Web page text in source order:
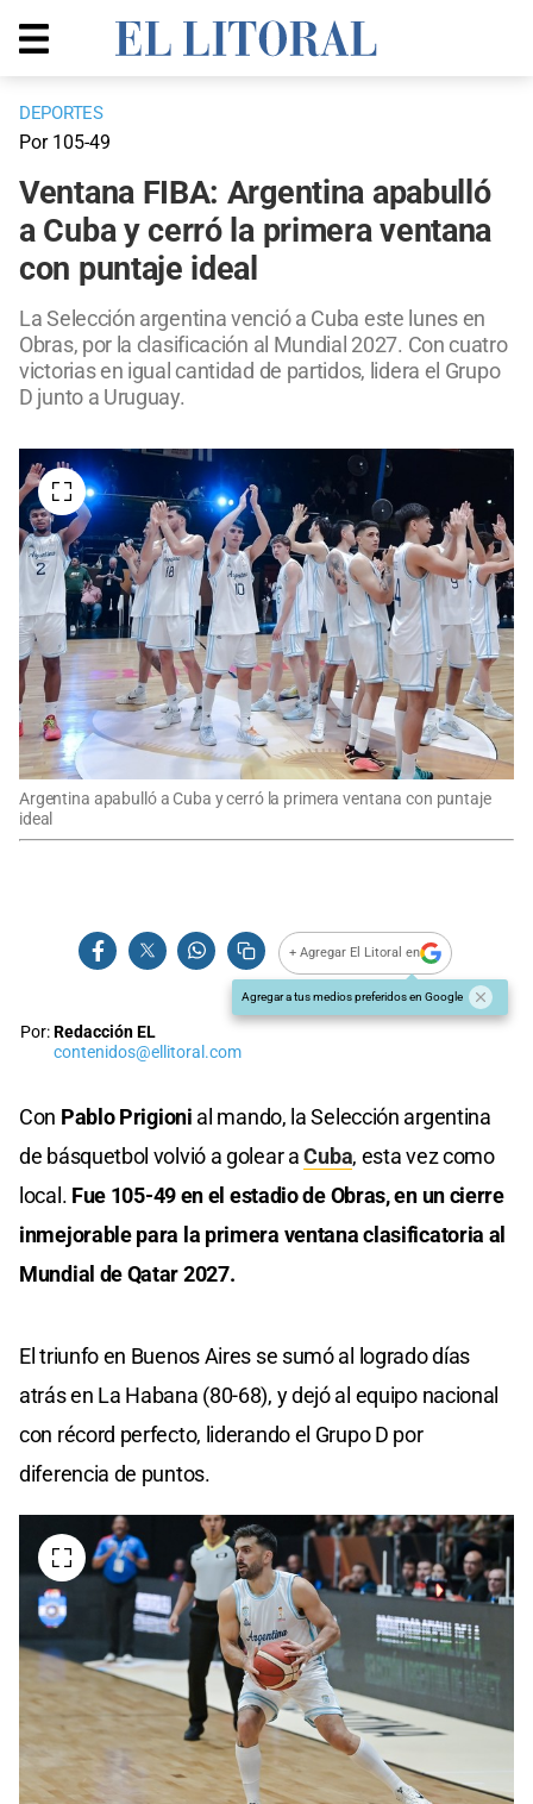
DEPORTES
Por 105-49
Ventana FIBA: Argentina apabulló
a Cuba y cerró la primera ventana
con puntaje ideal
La Selección argentina venció a Cuba este lunes en
Obras, por la clasificación al Mundial 2027. Con cuatro
victorias en igual cantidad de partidos, lidera el Grupo
D junto a Uruguay.
Argentina apabulló a Cuba y cerró la primera ventana con puntaje
ideal
+ Agregar El Litoral en
Agregar a tus medios preferidos en Google
Por:Redacción EL
contenidos@ellitoral.com
Con Pablo Prigioni al mando, la Selección argentina
de básquetbol volvió a golear aCuba, esta vez como
local. Fue 105-49 en el estadio de Obras, en un cierre
inmejorable para la primera ventana clasificatoria al
Mundial de Qatar 2027.
El triunfo en Buenos Aires se sumó al logrado días
atrás en La Habana (80-68), y dejó al equipo nacional
con récord perfecto, liderando el Grupo D por
diferencia de puntos.